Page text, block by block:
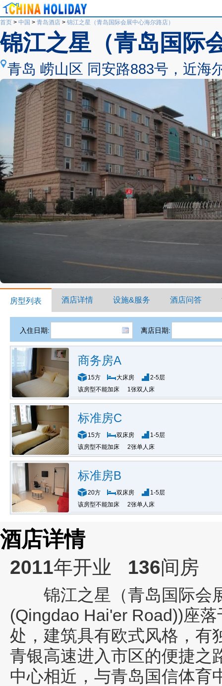
首页 > 中国 > 青岛酒店 > 锦江之星（青岛国际会展中心海尔路店）
锦江之星（青岛国际
青岛 崂山区 同安路883号，近海
房型列表 酒店详情 设施&服务 酒店问答
入住日期: 离店日期:
商务房A
15方 大床房
2-5层
该房型不能加床
1张双人床
标准房C
15方 双床房
1-5层
该房型不能加床
2张单人床
标准房B
20方 双床房
1-5层
该房型不能加床
2张单人床
酒店详情
2011年开业 136间房
锦江之星（青岛国际会
(Qingdao Hai'er Road))座
处，建筑具有欧式风格，有
青银高速进入市区的便捷之
中心相近，与青岛国信体育